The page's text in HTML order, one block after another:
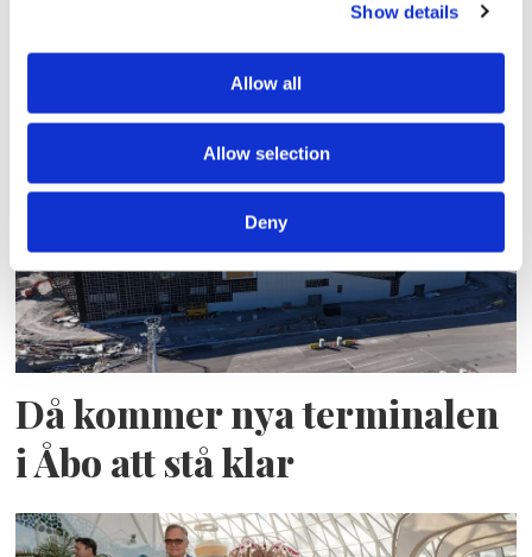
Show details
Allow all
Allow selection
Deny
tonnageskatten: Avtalet om
Gotlandstrafiken flyttas hem
Då kommer nya terminalen
i Åbo att stå klar